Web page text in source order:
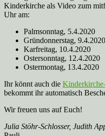
Kinderkirche als Video zum
Uhr am:
Palmsonntag, 5.4.2020
Gründonnerstag, 9.4.2020
Karfreitag, 10.4.2020
Ostersonntag, 12.4.2020
Ostermontag, 13.4.2020
Ihr könnt auch die
bekommt ihr automatisch
Wir freuen uns auf Euch!
Julia Stöhr-Schlosser, Judith